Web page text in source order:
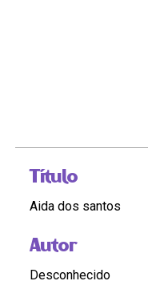
Título
Aida dos santos
Autor
Desconhecido